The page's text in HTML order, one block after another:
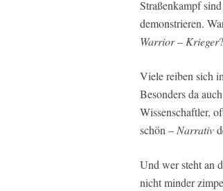
Straßenkampf
demonstrieren.
Warrior– Krieger?
Viele reiben sich
Besonders da
Wissenschaftler,
schön – Narrativ
Und wer steht an
nicht minder